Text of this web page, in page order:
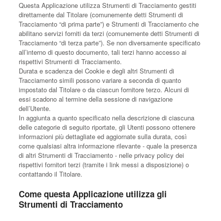
Questa Applicazione utilizza Strumenti di Tracciamento gestiti
direttamente dal Titolare (comunemente detti Strumenti di
Tracciamento “di prima parte”) e Strumenti di Tracciamento che
abilitano servizi forniti da terzi (comunemente detti Strumenti di
Tracciamento “di terza parte”). Se non diversamente specificato
all’interno di questo documento, tali terzi hanno accesso ai
rispettivi Strumenti di Tracciamento.
Durata e scadenza dei Cookie e degli altri Strumenti di
Tracciamento simili possono variare a seconda di quanto
impostato dal Titolare o da ciascun fornitore terzo. Alcuni di
essi scadono al termine della sessione di navigazione
dell’Utente.
In aggiunta a quanto specificato nella descrizione di ciascuna
delle categorie di seguito riportate, gli Utenti possono ottenere
informazioni più dettagliate ed aggiornate sulla durata, così
come qualsiasi altra informazione rilevante - quale la presenza
di altri Strumenti di Tracciamento - nelle privacy policy dei
rispettivi fornitori terzi (tramite i link messi a disposizione) o
contattando il Titolare.
Come questa Applicazione utilizza gli
Strumenti di Tracciamento